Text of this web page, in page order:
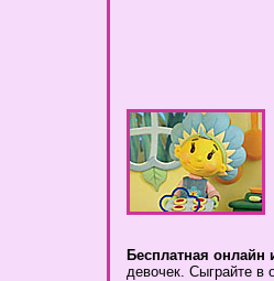
Бесплатная
девочек. Сыграйте в